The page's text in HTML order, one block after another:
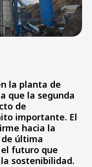
la planta de
que la segunda
de
importante. El
hacia la
última
futuro que
sostenibilidad.